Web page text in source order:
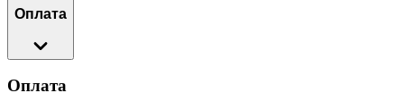
Оплата
Оплата